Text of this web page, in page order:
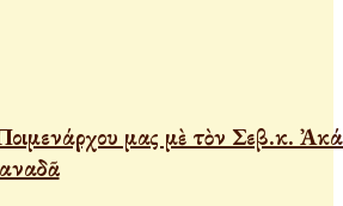
μας μὲ τὸν Σεβ.κ.